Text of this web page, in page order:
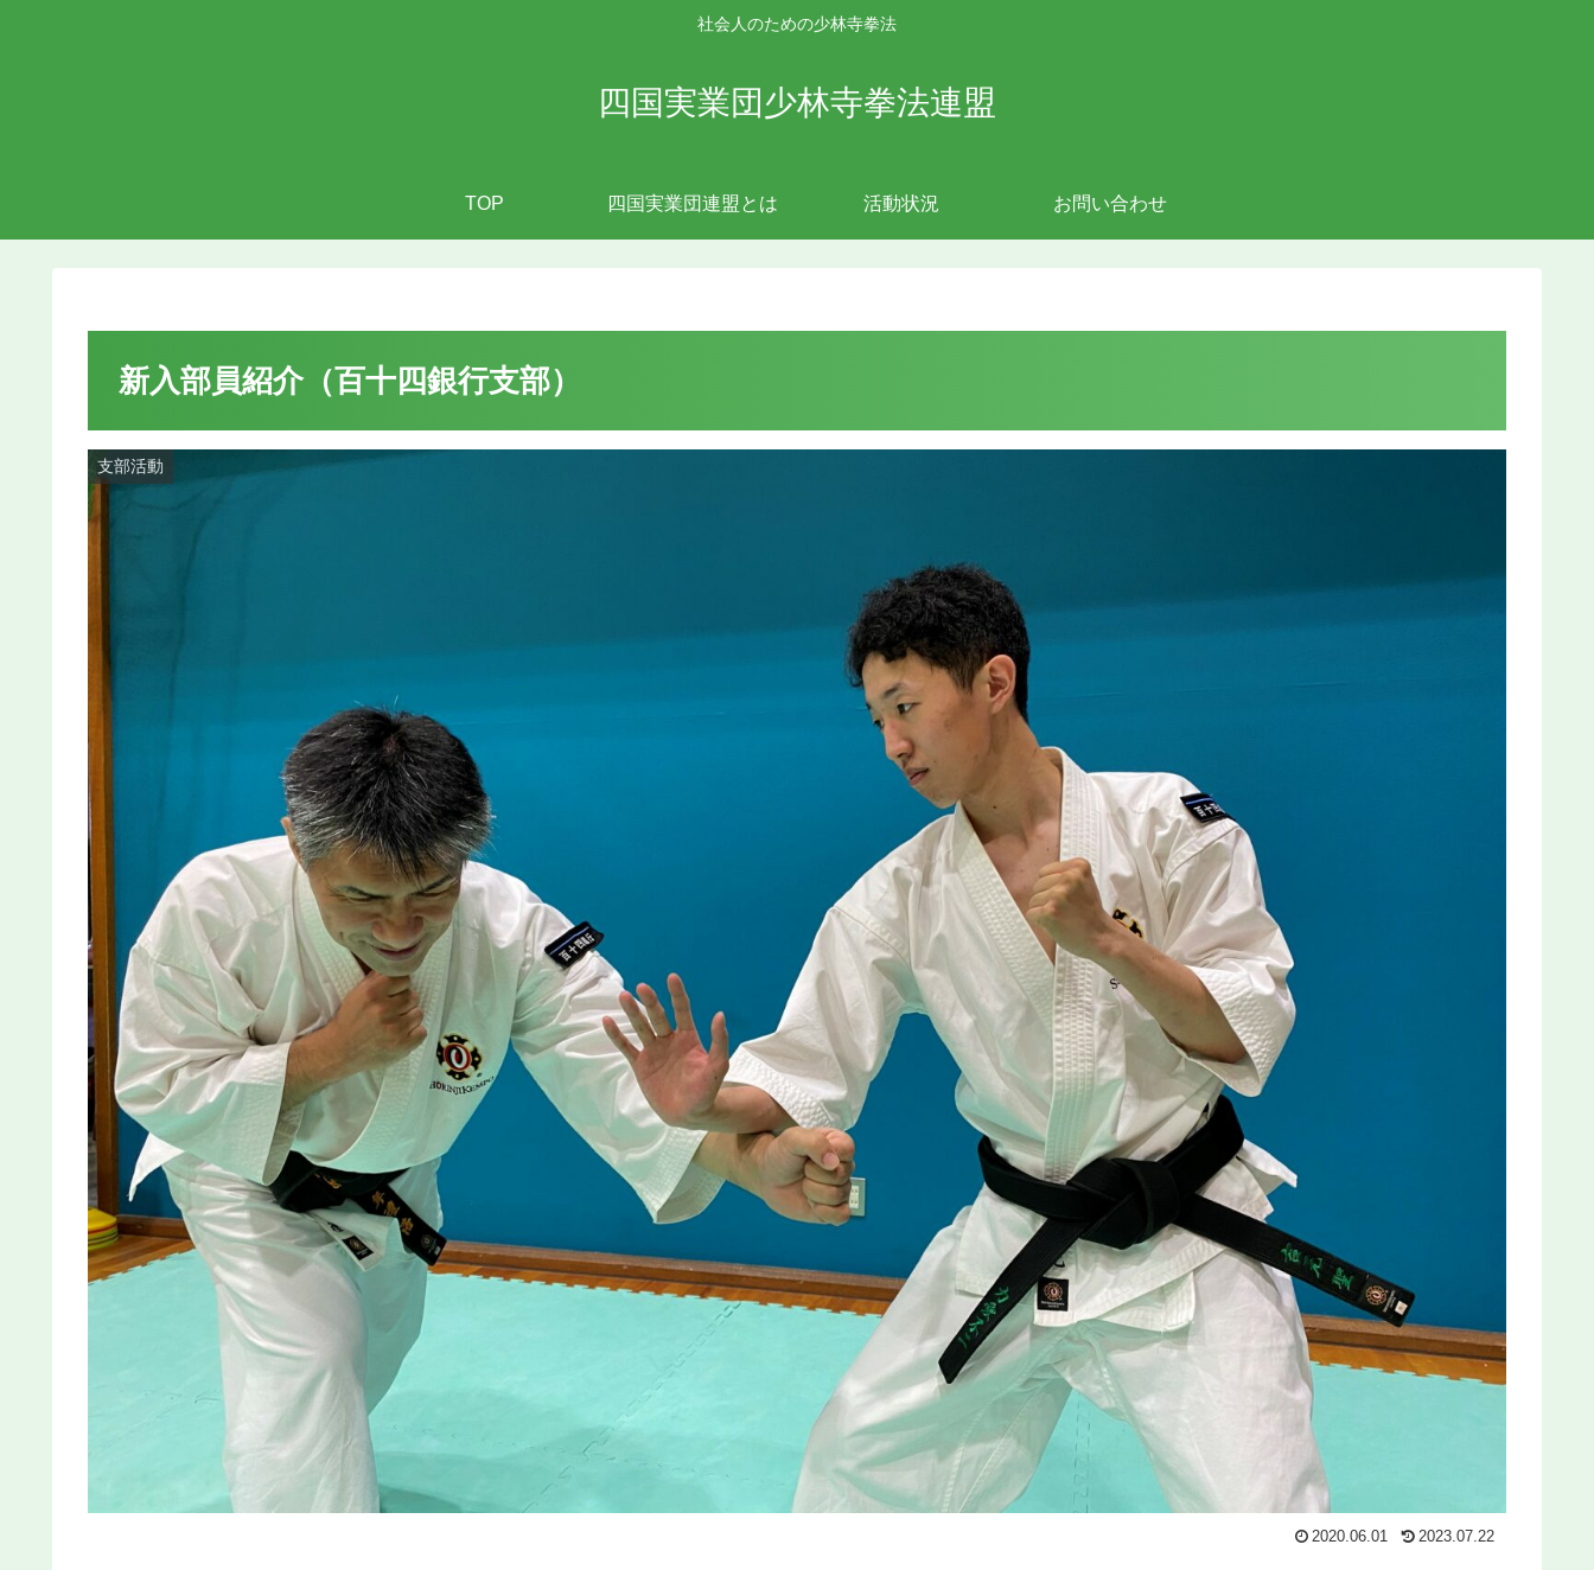
社会人のための少林寺拳法
四国実業団少林寺拳法連盟
TOP 四国実業団連盟とは 活動状況 お問い合わせ
新入部員紹介（百十四銀行支部）
支部活動
2020.06.01 2023.07.22